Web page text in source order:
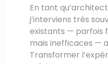
En tant
j’interviens très
existants — parfois
mais inefficaces —
Transformer